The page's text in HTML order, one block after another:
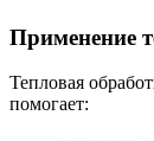
Применение
Тепловая
помогает: